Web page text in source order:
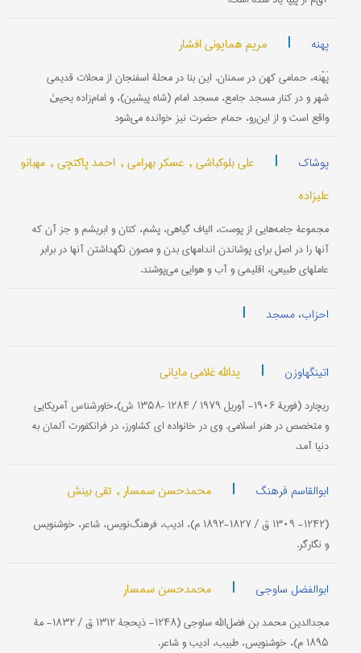
پهنه | مریم همایونی افشار
پَهْنه، حمامی کهن در سمنان. این بنا در محلۀ اسفنجان از محلات قدیمی
شهر و در کنار مسجد جامع، مسجد امام (شاه پیشین)، و امام‌زاده یحییٰ
واقع است و از این‌رو، حمام حضرت نیز خوانده می‌شود
پوشاک | علی بلوکباشی , عسکر بهرامی , احمد پاکتچی , مهبانو
علیزاده
مجموعۀ جامه‌هایی از پوست، الیاف گیاهی، پشم، کتان و ابریشم و جز آن که
آنها را در اصل برای پوشاندن اندامهای بدن و مصون نگهداشتن آنها در برابر
عاملهای طبیعی، اقلیمی و آب و هوایی می‌پوشند.
احزاب، مسجد |
اتینگهاوزن | یدالله غلامی مایانی
ریچارد (فوریۀ ۱۹۰۶- آوریل ۱۹۷۹ / ۱۲۸۴ –۱۳۵۸ ش)‌،‌خاورشناس آمریكایی
و متخصص در هنر اسلامی. وی در خانواده ای كشاورز، در فرانكفورت آلمان به
دنیا آمد.
ابوالقاسم فرهنگ | محمدحسن سمسار , تقی بینش
(۱۲۴۲- ۱۳۰۹ ق / ۱۸۲۷-۱۸۹۲ م)، ادیب، فرهنگ‌نویس، شاعر، خوشنویس
و نگارگر.
ابوالفضل ساوجی | محمدحسن سمسار
مجدالدین محمد بن فضل‌الله ساوجی (۱۲۴۸- ذیحجۀ ۱۳۱۲ ق / ۱۸۳۲- مۀ
۱۸۹۵ م)، خوشنویس، طبیب، ادیب و شاعر.